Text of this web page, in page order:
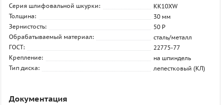
Серия шлифовальной шкурки:
KK10XW
Толщина:
30 мм
Зернистость:
50 P
Обрабатываемый материал:
сталь/металл
ГОСТ:
22775-77
Крепление:
на шпиндель
Тип диска:
лепестковый (КЛ)
Документация